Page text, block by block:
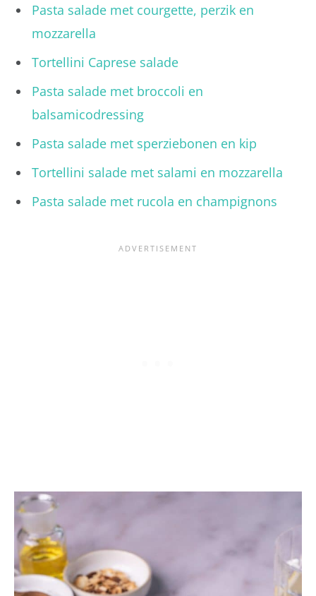
Pasta salade met courgette, perzik en
mozzarella
Tortellini Caprese salade
Pasta salade met broccoli en
balsamicodressing
Pasta salade met sperziebonen en kip
Tortellini salade met salami en mozzarella
Pasta salade met rucola en champignons